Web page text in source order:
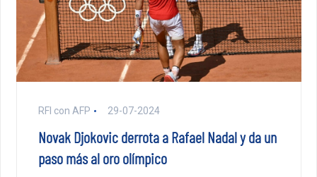
RFI con AFP 29-07-2024
Novak Djokovic derrota a Rafael Nadal y da un
paso más al oro olímpico